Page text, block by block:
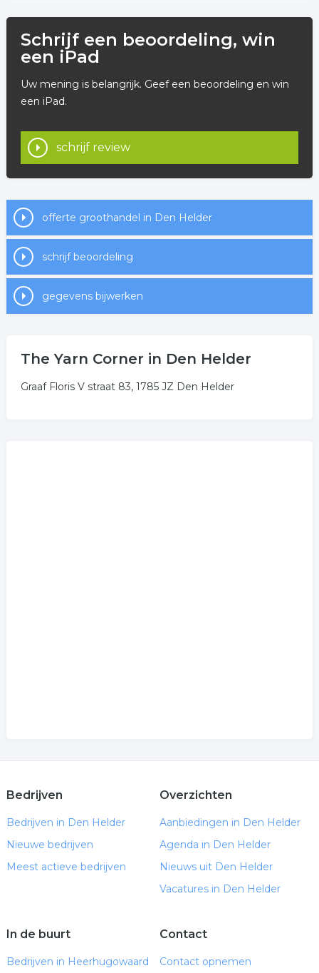
Schrijf een beoordeling, win
een iPad
Uw mening is belangrijk. Geef een beoordeling en win
een iPad.
schrijf review
offerte groothandel in Den Helder
schrijf beoordeling
gegevens bijwerken
The Yarn Corner in Den Helder
Graaf Floris V straat 83, 1785 JZ Den Helder
Bedrijven
Bedrijven in Den Helder
Nieuwe bedrijven
Meest actieve bedrijven
Overzichten
Aanbiedingen in Den Helder
Agenda in Den Helder
Nieuws uit Den Helder
Vacatures in Den Helder
In de buurt
Bedrijven in Heerhugowaard
Contact
Contact opnemen